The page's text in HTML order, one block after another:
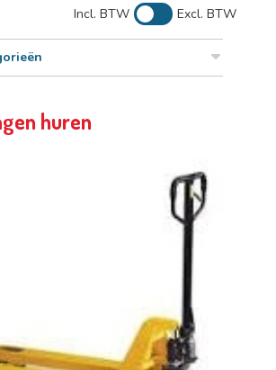
Incl. BTW Excl. BTW
huren